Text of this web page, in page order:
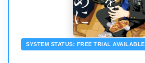
SYSTEM STATUS: FREE TRIAL AVAILABLE